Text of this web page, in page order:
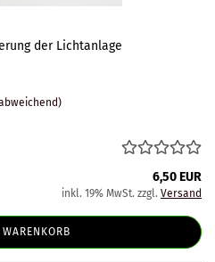
der Lichtanlage
6,50 EUR
inkl. 19% MwSt. zzgl. Versand
WARENKORB